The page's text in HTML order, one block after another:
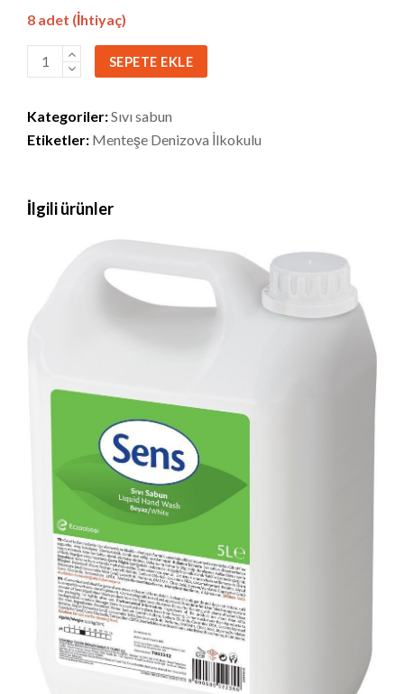
8 adet (İhtiyaç)
Menteşe
Denizova
için
5
Sıvı
Sabun
SEPETE EKLE
Kategoriler:Sıvı sabun
Etiketler: Menteşe Denizova İlkokulu
İlgili ürünler